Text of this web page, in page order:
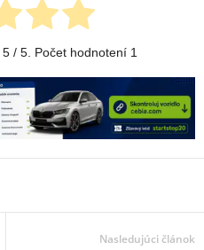
5/ 5. Počet hodnotení 1
Nasledujúci článok